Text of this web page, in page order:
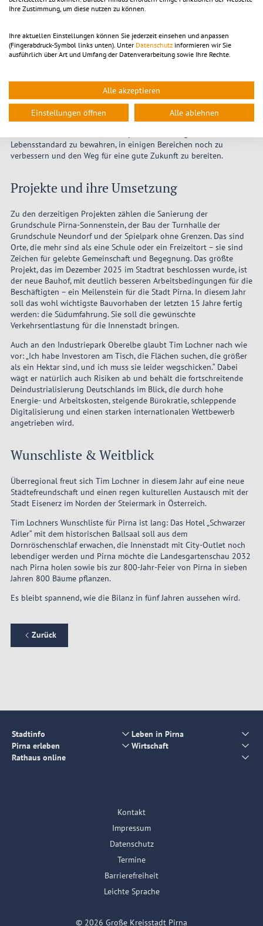
Jobchancen sowie Kunst, Kultur und Freizeitangebote, mit Dresden
wie den Skulpturensommer, einen Klettergarten, das Geibeltbad,
eine Sportschwimmhalle sowie Parks und Spielplätze, die fußläufig
erreichbar sind. Vor der Haustür liegt die Sächsische Schweiz mit
Doch was unsere Stadt den dynamischen Großstädten meilenweit
voraushat, ist ihre familiäre, beschauliche Atmosphäre. Mit ihrer
gut erhaltenen Altstadt wirkt sie geradezu romantisch, sie hat
Charme und ist grün geblieben. Vor allem aber ist sie sicher.“ Tim
Lebensstandard zu bewahren, in einigen Bereichen noch zu
verbessern und den Weg für eine gute Zukunft zu bereiten.
Projekte und ihre Umsetzung
Zu den derzeitigen Projekten zählen die Sanierung der
Grundschule Pirna-Sonnenstein, der Bau der Turnhalle der
Grundschule Neundorf und der Spielpark ohne Grenzen. Das sind
Orte, die mehr sind als eine Schule oder ein Freizeitort – sie sind
Zeichen für gelebte Gemeinschaft und Begegnung. Das größte
Projekt, das im Dezember 2025 im Stadtrat beschlossen wurde, ist
der neue Bauhof, mit deutlich besseren Arbeitsbedingungen für die
Beschäftigten – ein Meilenstein für die Stadt Pirna. In diesem Jahr
soll das wohl wichtigste Bauvorhaben der letzten 15 Jahre fertig
werden: die Südumfahrung. Sie soll die gewünschte
Verkehrsentlastung für die Innenstadt bringen.
Auch an den Industriepark Oberelbe glaubt Tim Lochner nach wie
vor: „Ich habe Investoren am Tisch, die Flächen suchen, die größer
als ein Hektar sind, und ich muss sie leider wegschicken.“ Dabei
wägt er natürlich auch Risiken ab und behält die fortschreitende
Deindustrialisierung Deutschlands im Blick, die durch hohe
Energie- und Arbeitskosten, steigende Bürokratie, schleppende
Digitalisierung und einen starken internationalen Wettbewerb
angetrieben wird.
Wunschliste & Weitblick
Überregional freut sich Tim Lochner in diesem Jahr auf eine neue
Städtefreundschaft und einen regen kulturellen Austausch mit der
Stadt Eisenerz im Norden der Steiermark in Österreich.
Tim Lochners Wunschliste für Pirna ist lang: Das Hotel „Schwarzer
Adler“ mit dem historischen Ballsaal soll aus dem
Dornröschenschlaf erwachen, die Innenstadt mit City-Outlet noch
lebendiger werden und Pirna möchte die Landesgartenschau 2032
nach Pirna holen sowie bis zur 800-Jahr-Feier von Pirna in sieben
Jahren 800 Bäume pflanzen.
Es bleibt spannend, wie die Bilanz in fünf Jahren aussehen wird.
Zurück
Stadtinfo
Leben in Pirna
Pirna erleben
Wirtschaft
Rathaus online
Kontakt
Impressum
Datenschutz
Termine
Barrierefreiheit
Leichte Sprache
© 2026 Große Kreisstadt Pirna
Ihre Zustimmung, um diese nutzen zu können.
Ihre aktuellen Einstellungen können Sie jederzeit einsehen und anpassen
(Fingerabdruck-Symbol links unten). Unter Datenschutz informieren wir Sie
ausführlich über Art und Umfang der Datenverarbeitung sowie Ihre Rechte.
Alle akzeptieren
Einstellungen öffnen Alle ablehnen